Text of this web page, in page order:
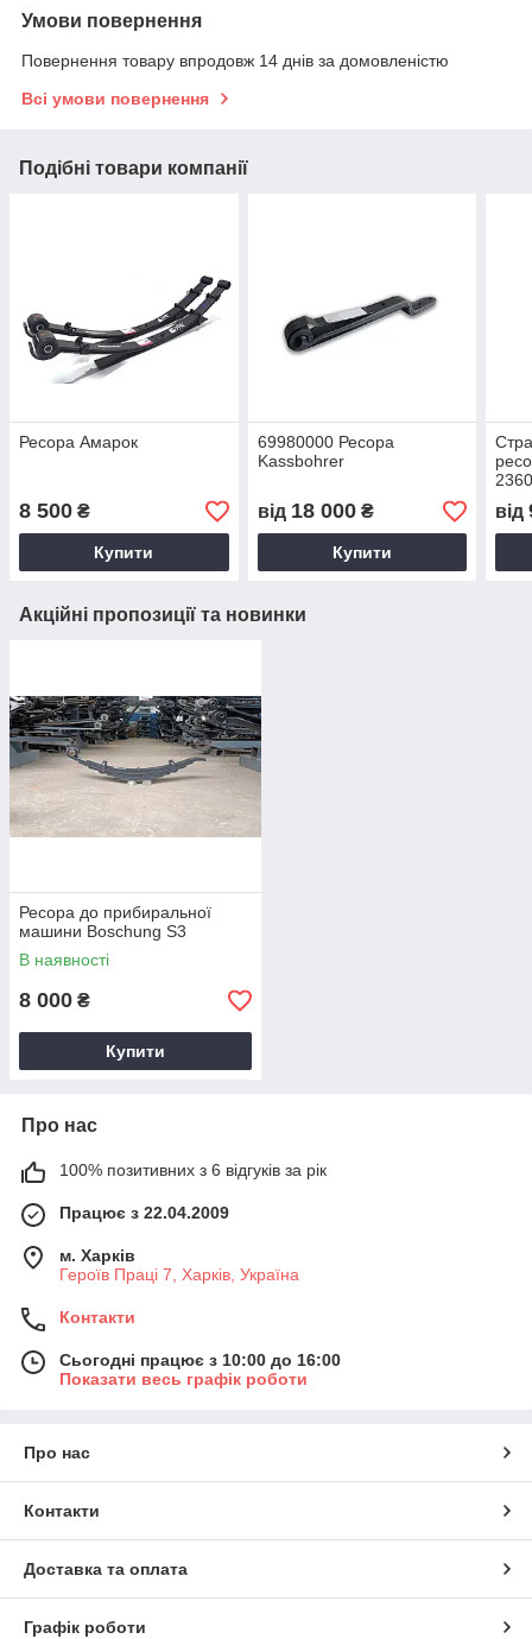
Умови повернення
Повернення товару впродовж 14 днів за домовленістю
Всі умови повернення
Подібні товари компанії
Ресора Амарок
8 500 ₴
Купити
69980000 Ресора
Kassbohrer
від 18 000₴
Купити
від
Акційні пропозиції та новинки
Ресора до прибиральної
машини Boschung S3
В наявності
8 000 ₴
Купити
Про нас
100% позитивних з 6 відгуків за рік
Працює з 22.04.2009
м. Харків
Героїв Праці 7, Харків, Україна
Контакти
Сьогодні працює з 10:00 до 16:00
Показати весь графік роботи
Про нас
Контакти
Доставка та оплата
Графік роботи